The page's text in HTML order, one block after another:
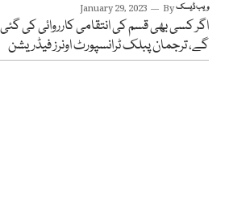
January 29, 2023 Byویب ڈیسک
اگر کسی بھی قسم کی انتقامی کارروائی کی
گے، ترجمان پبلک ٹرانسپورٹ اونرز فیڈریشن